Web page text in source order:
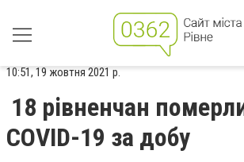
10:51, 19 жовтня 2021 р.
18 рівненчан
COVID-19 за добу